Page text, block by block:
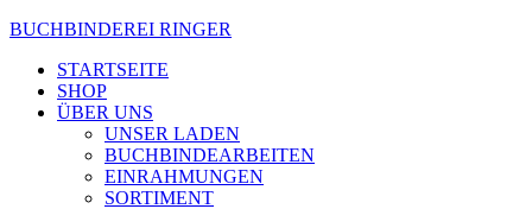
Zum
wechseln
BUCHBINDEREI RINGER
STARTSEITE
SHOP
ÜBER UNS
UNSER LADEN
BUCHBINDEARBEITEN
EINRAHMUNGEN
SORTIMENT